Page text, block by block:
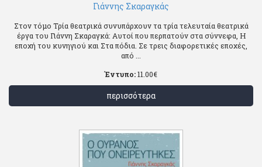
Γιάννης Σκαραγκάς
Στον τόμο Τρία θεατρικά συνυπάρχουν τα τρία τελευταία θεατρικά
έργα του Γιάννη Σκαραγκά: Αυτοί που περπατούν στα σύννεφα, Η
εποχή του κυνηγιού και Στα πόδια. Σε τρεις διαφορετικές εποχές,
από ...
Έντυπο:11.00€
περισσότερα